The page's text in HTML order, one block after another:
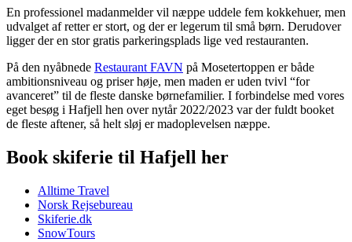
En professionel madanmelder vil næppe uddele fem kokkehuer, men
udvalget af retter er stort, og der er legerum til små børn. Derudover
ligger der en stor gratis parkeringsplads lige ved restauranten.
På den nyåbnede Restaurant FAVN på Mosetertoppen er både
ambitionsniveau og priser høje, men maden er uden tvivl “for
avanceret” til de fleste danske børnefamilier. I forbindelse med vores
eget besøg i Hafjell hen over nytår 2022/2023 var der fuldt booket
de fleste aftener, så helt sløj er madoplevelsen næppe.
Book skiferie til Hafjell her
Alltime Travel
Norsk Rejsebureau
Skiferie.dk
SnowTours